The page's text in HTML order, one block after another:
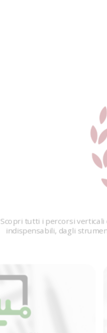
Scopri tutti i percorsi
indispensabili, dagli